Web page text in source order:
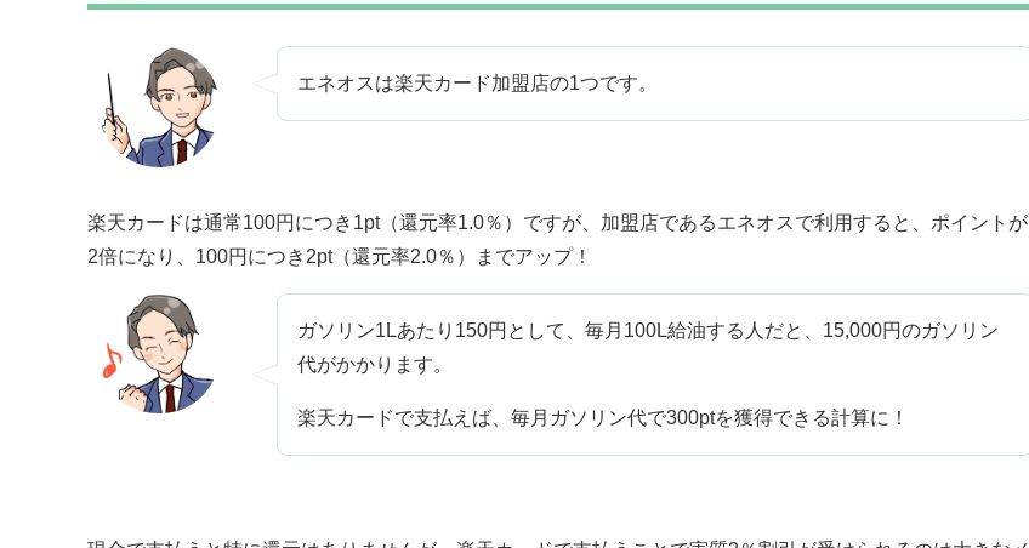
エネオスは楽天カード加盟店の1つです。
楽天カードは通常100円につき1pt（還元率1.0％）ですが、加盟店であるエネオスで利用すると、ポイントが
2倍になり、100円につき2pt（還元率2.0％）までアップ！
ガソリン1Lあたり150円として、毎月100L給油する人だと、15,000円のガソリン
代がかかります。
楽天カードで支払えば、毎月ガソリン代で300ptを獲得できる計算に！